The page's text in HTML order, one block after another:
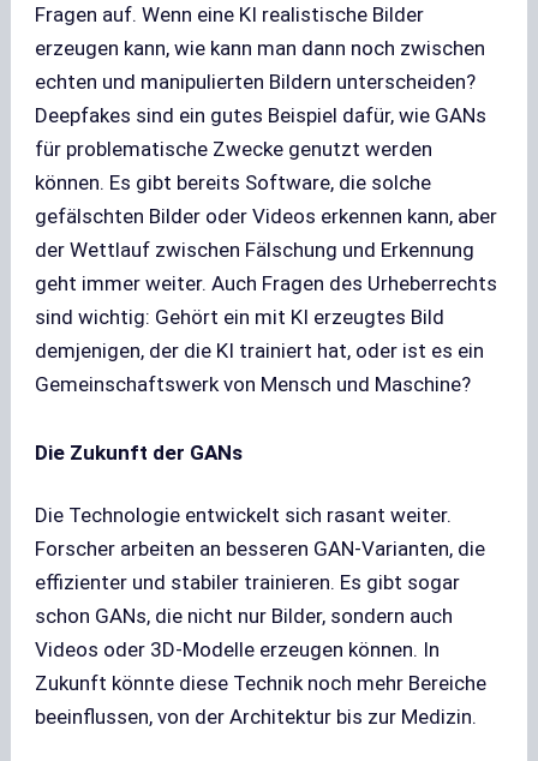
Fragen auf. Wenn eine KI realistische Bilder
erzeugen kann, wie kann man dann noch zwischen
echten und manipulierten Bildern unterscheiden?
Deepfakes sind ein gutes Beispiel dafür, wie GANs
für problematische Zwecke genutzt werden
können. Es gibt bereits Software, die solche
gefälschten Bilder oder Videos erkennen kann, aber
der Wettlauf zwischen Fälschung und Erkennung
geht immer weiter. Auch Fragen des Urheberrechts
sind wichtig: Gehört ein mit KI erzeugtes Bild
demjenigen, der die KI trainiert hat, oder ist es ein
Gemeinschaftswerk von Mensch und Maschine?
Die Zukunft der GANs
Die Technologie entwickelt sich rasant weiter.
Forscher arbeiten an besseren GAN-Varianten, die
effizienter und stabiler trainieren. Es gibt sogar
schon GANs, die nicht nur Bilder, sondern auch
Videos oder 3D-Modelle erzeugen können. In
Zukunft könnte diese Technik noch mehr Bereiche
beeinflussen, von der Architektur bis zur Medizin.